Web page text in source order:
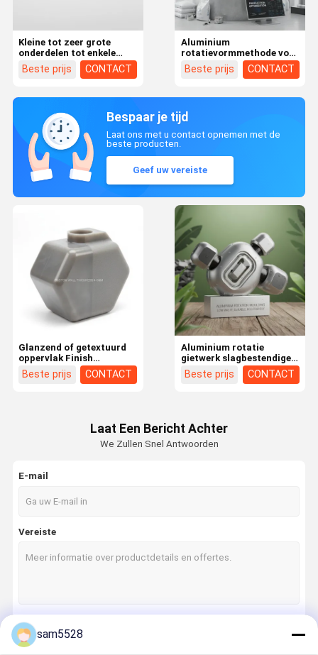
Thuis Producten Over Ons Fabrieksreis
Kleine tot zeer grote
onderdelen tot enkele
meters Rotatie Giet op
maat Kleur en grootte
Mode-oplossingen
Beste prijs CONTACT
Aluminium
rotatievormmethode voor
het optimaliseren van
productie-efficiëntie en
fabricage van
Beste prijs CONTACT
Bespaar je tijd
Laat ons met u contact opnemen met de
beste producten.
Geef uw vereiste
Aluminium rotatie
gietwerk slagbestendige
componenten met een
lage afvoer milieueffect
Beste prijs CONTACT
Glanzend of getextuurd
oppervlak Finish
Rotationele giettechniek
met productwanddikte op
Beste prijs CONTACT
Laat Een Bericht Achter
We Zullen Snel Antwoorden
E-mail
Vereiste
sam5528